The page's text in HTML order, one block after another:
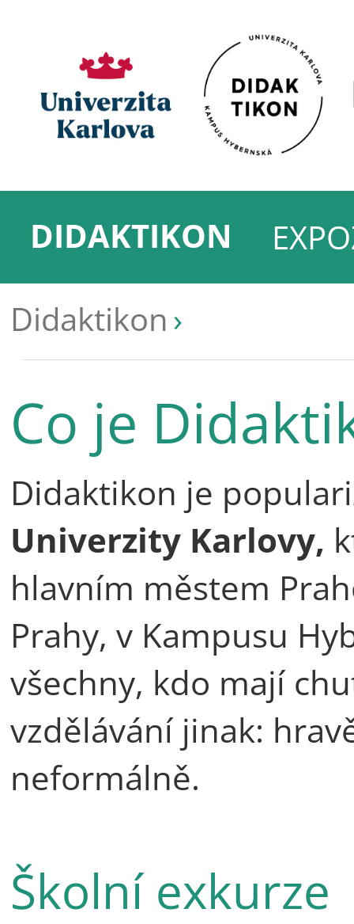
DIDAKTIKON
Didaktikon
Co je
Didaktikon je
Univerzity Karlovy,
hlavním městem
Prahy, v Kampusu
všechny, kdo mají
vzdělávání jinak:
neformálně.
Školní exkurze